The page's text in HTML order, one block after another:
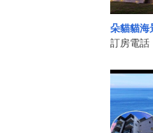
朵貓貓海
訂房電話